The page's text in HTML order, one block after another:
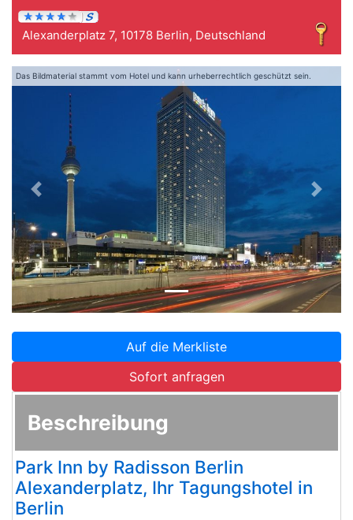
Alexanderplatz 7, 10178 Berlin, Deutschland
Das Bildmaterial stammt vom Hotel und kann urheberrechtlich geschützt sein.
Zurück
Auf die Merkliste
Sofort anfragen
Beschreibung
Park Inn by Radisson Berlin
Alexanderplatz, Ihr Tagungshotel in
Berlin